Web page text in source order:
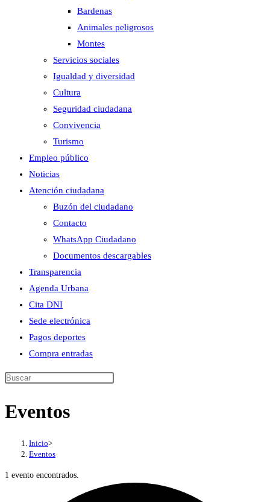
Bardenas
Animales peligrosos
Montes
Servicios sociales
Igualdad y diversidad
Cultura
Seguridad ciudadana
Convivencia
Turismo
Empleo público
Noticias
Atención ciudadana
Buzón del ciudadano
Contacto
WhatsApp Ciudadano
Documentos descargables
Transparencia
Agenda Urbana
Cita DNI
Sede electrónica
Pagos deportes
Compra entradas
Buscar
esta
Eventos
Inicio>
Eventos
1 evento encontrados.